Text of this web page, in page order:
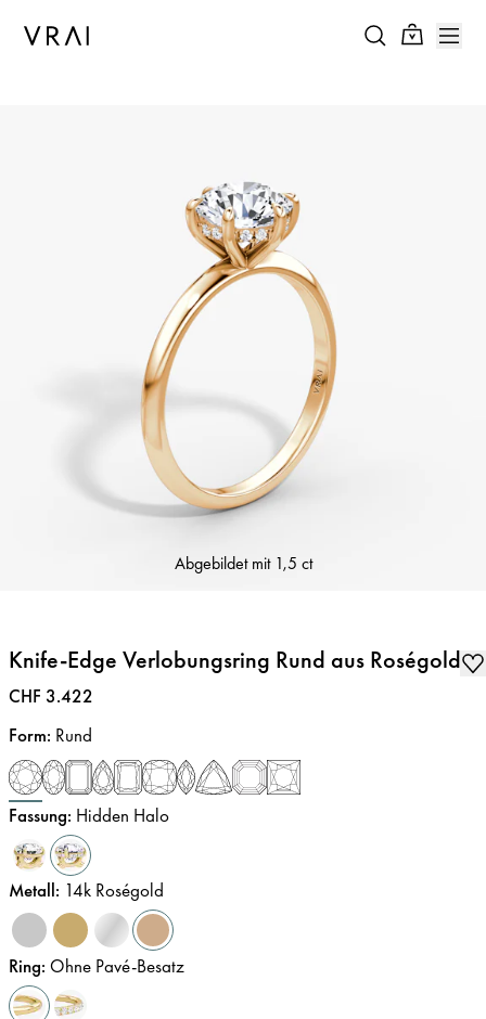
Abgebildet mit 1,5 ct
Knife-Edge Verlobungsring Rund aus Roségold
Preis
CHF 3.422
Form: Rund
Fassung: Hidden Halo
Metall: 14k Roségold
Ring: Ohne Pavé-Besatz